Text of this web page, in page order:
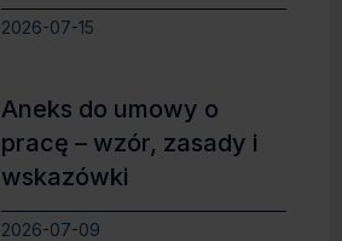
Najważniejsze zasady
2026-07-15
Aneks do umowy o
pracę – wzór, zasady i
wskazówki
2026-07-09